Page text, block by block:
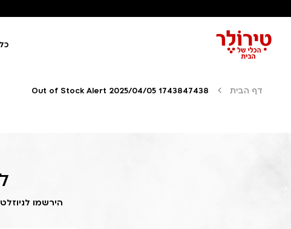
דף הבית Out of Stock Alert 2025/04/05 1743847438
הירשמו